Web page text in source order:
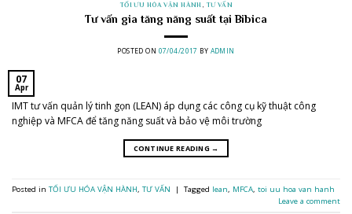
TỐI ƯU HÓA VẬN HÀNH , TƯ VẤN
Tư vấn gia tăng năng suất tại Bibica
POSTED ON 07/04/2017 BY ADMIN
07
Apr
IMT tư vấn quản lý tinh gọn (LEAN) áp dụng các công cụ kỹ thuật công
nghiệp và MFCA để tăng năng suất và bảo vệ môi trường
CONTINUE READING →
Posted in TỐI ƯU HÓA VẬN HÀNH, TƯ VẤN | Tagged lean, MFCA, toi uu hoa van hanh
Leave a comment